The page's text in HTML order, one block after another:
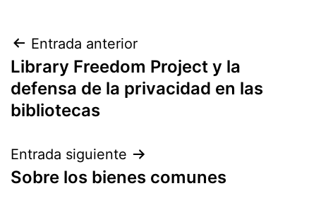
Navegación
de
entradas
Entrada anterior
Library Freedom Project y la
defensa de la privacidad en las
bibliotecas
Entrada siguiente
Sobre los bienes comunes